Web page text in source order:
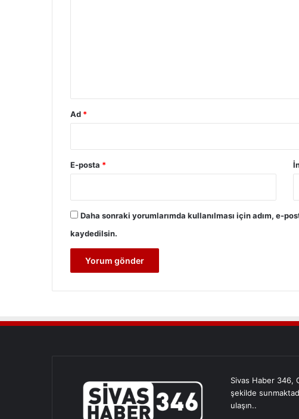
Ad *
E-posta *
Daha sonraki yorumlarımda kullanılması için adım, e-
kaydedilsin.
Sivas Haber 346,
şekilde
ulaşın..